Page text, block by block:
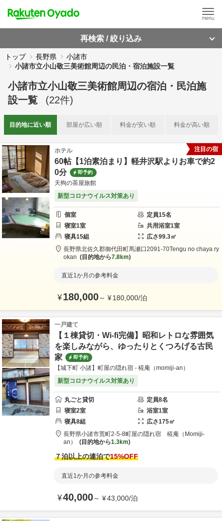
再検索 / 絞り込み
トップ 長野県
小諸市
小諸市立小山敬三美術館周辺の民泊・宿泊施設一覧
小諸市立小山敬三美術館周辺の宿泊・民泊施
設一覧
(22件)
目的地に近い順 部屋が広い順 料金が安い順 料金が高い順
ホテル
60帖【1泊素泊まり】軽井沢駅よりお車で約2
0分
即予約
天狗の茶屋旅館
新型コロナウイルス対策あり
個室 定員15名
寝室1室 共用浴室1室
寝具15組 広さ99.3㎡
長野県北佐久郡御代田町馬瀬口2091-70Tengu no chaya ry
okan
目的地から7.8km
直近1か月の参考料金
¥180,000～ ¥180,000/泊
注目の宿
一戸建て
【１棟貸切・Wi-fi完備】昭和レトロな雰囲気
を楽しみながら、ゆったりとくつろげる古民
家
即予約
【城下町 小諸】町屋の隠れ宿 - 椛庵（momiji-an）
新型コロナウイルス対策あり
丸ごと貸切 定員8名
寝室2室 浴室1室
寝具8組 広さ175㎡
長野県小諸市荒町2-5-8町屋の隠れ宿 椛庵（Momiji-
an）
目的地から1.3km
７泊以上の連泊で15%OFF
直近1か月の参考料金
¥40,000～ ¥43,000/泊